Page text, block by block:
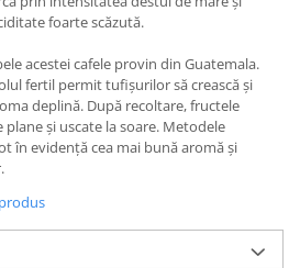
foarte scăzută.
acestei cafele provin din Guatemala.
fertil permit tufișurilor să crească și
deplină. După recoltare, fructele
și uscate la soare. Metodele
în evidență cea mai bună aromă și